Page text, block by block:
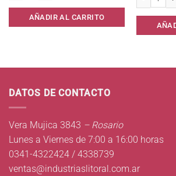
AÑADIR AL CARRITO
DATOS DE CONTACTO
Vera Mujica 3843 – Rosario
Lunes a Viernes de 7:00 a 16:00 horas
0341-4322424 / 4338739
ventas@industriaslitoral.com.ar